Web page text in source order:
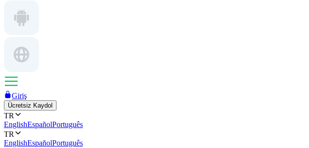
Giriş
Ücretsiz Kaydol
TR
EnglishEspañolPortuguês
TR
EnglishEspañolPortuguês